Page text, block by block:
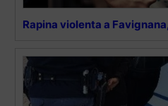
Rapina violenta a